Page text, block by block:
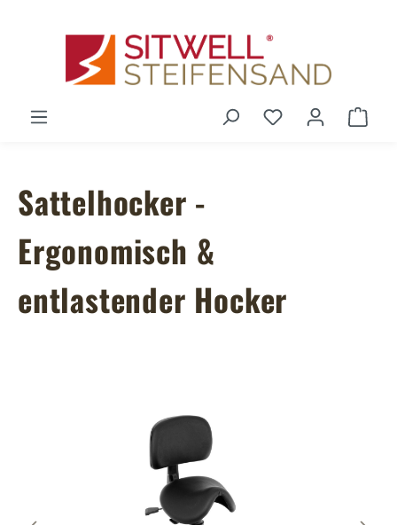
Du hast 0
Sattelhocker -
Ergonomisch &
entlastender Hocker
Bildergalerie überspringen